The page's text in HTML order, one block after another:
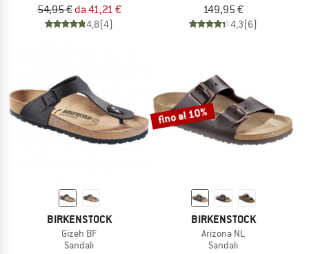
54,95 € da 41,21 €
4,8(4)
149,95 €
4,3(6)
BIRKENSTOCK
Gizeh BF
Sandali
fino al 10%
BIRKENSTOCK
Arizona NL
Sandali